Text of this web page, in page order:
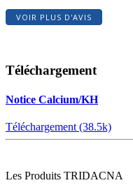
VOIR PLUS D'AVIS
Téléchargement
Notice Calcium/KH
Téléchargement (38.5k)
Les Produits TRIDACNA